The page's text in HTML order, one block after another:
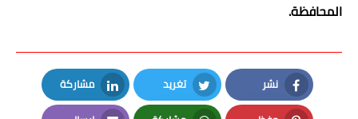
المحافظة.
نشر
Facebook
تغريد
Twitter
مشاركة
LinkedIn